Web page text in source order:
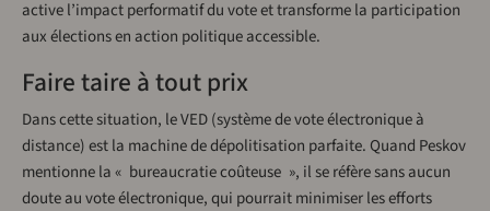
active l’impact performatif du vote et transforme la participation
aux élections en action politique accessible.
Faire taire à tout prix
Dans cette situation, le VED (système de vote électronique à
distance) est la machine de dépolitisation parfaite. Quand Peskov
mentionne la « bureaucratie coûteuse », il se réfère sans aucun
doute au vote électronique, qui pourrait minimiser les efforts